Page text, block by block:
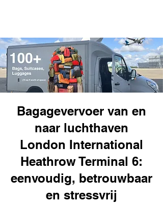
Bagagevervoer van en
naar luchthaven
London International
Heathrow Terminal 6:
eenvoudig, betrouwbaar
en stressvrij